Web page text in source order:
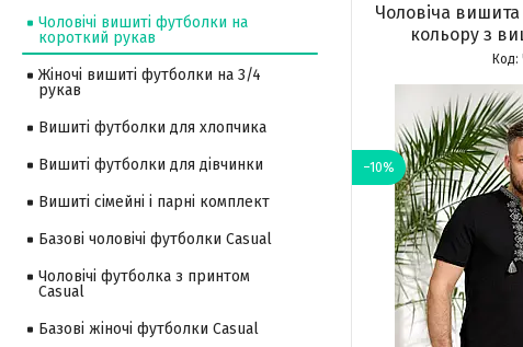
Чоловіча
кольору з
–10%
Чоловічі вишиті футболки на
короткий рукав
Жіночі вишиті футболки на 3/4
рукав
Вишиті футболки для хлопчика
Вишиті футболки для дівчинки
Вишиті сімейні і парні комплект
Базові чоловічі футболки Casual
Чоловічі футболка з принтом
Casual
Базові жіночі футболки Casual